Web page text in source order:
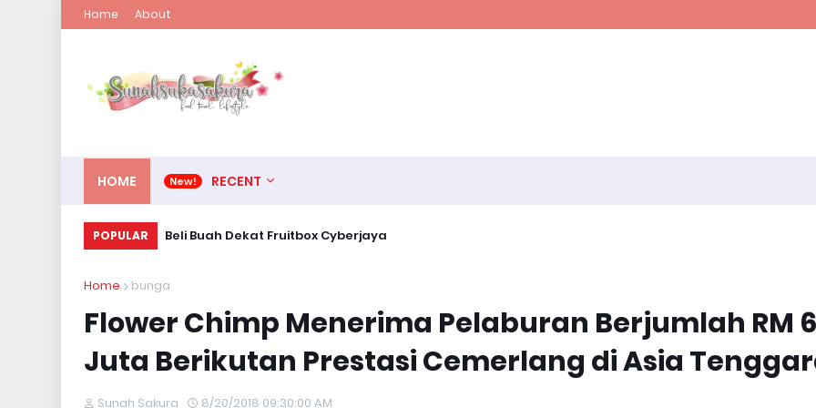
Home About
HOME RECENT
POPULAR Beli Buah Dekat Fruitbox Cyberjaya
Home bunga
Flower Chimp Menerima Pelaburan Berjumlah RM 6
Juta Berikutan Prestasi Cemerlang di Asia
Sunah Sakura 8/20/2018 09:30:00 AM